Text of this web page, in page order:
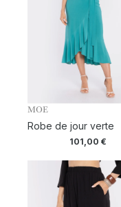
MOE
Robe de jour verte
101,00 €